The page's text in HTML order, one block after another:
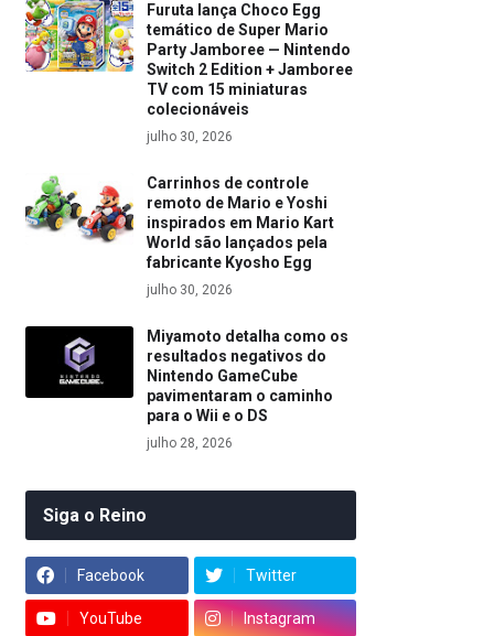
Furuta lança Choco Egg
temático de Super Mario
Party Jamboree — Nintendo
Switch 2 Edition + Jamboree
TV com 15 miniaturas
colecionáveis
julho 30, 2026
Carrinhos de controle
remoto de Mario e Yoshi
inspirados em Mario Kart
World são lançados pela
fabricante Kyosho Egg
julho 30, 2026
Miyamoto detalha como os
resultados negativos do
Nintendo GameCube
pavimentaram o caminho
para o Wii e o DS
julho 28, 2026
Siga o Reino
Facebook Twitter
YouTube Instagram